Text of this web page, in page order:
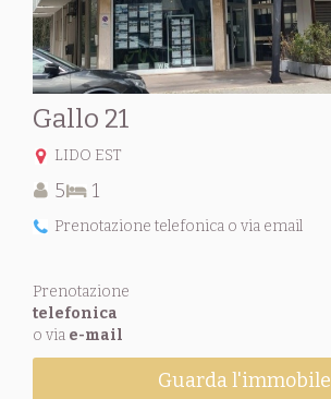
Gallo 21
LIDO EST
5 1
Prenotazione telefonica o via email
Prenotazione
telefonica
o via e-mail
Guarda l'immobile